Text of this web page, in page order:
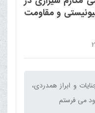
و مقاومت
و ابراز همدردی،
می فرستم‌